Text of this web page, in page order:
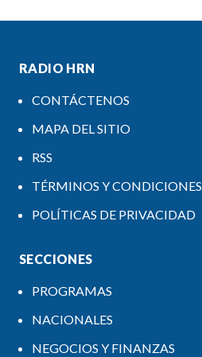
RADIO HRN
CONTÁCTENOS
MAPA DEL SITIO
RSS
TÉRMINOS Y CONDICIONES
POLÍTICAS DE PRIVACIDAD
SECCIONES
PROGRAMAS
NACIONALES
NEGOCIOS Y FINANZAS